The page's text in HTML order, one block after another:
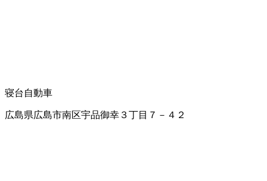
寝台自動車
広島県広島市南区宇品御幸３丁目７－４２